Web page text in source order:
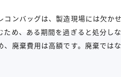
コンバッグは、製造現場には欠か
ため、ある期間を過ぎると処分し
、廃棄費用は高額です。廃棄では